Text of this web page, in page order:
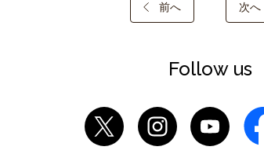
前へ 次へ
Follow us